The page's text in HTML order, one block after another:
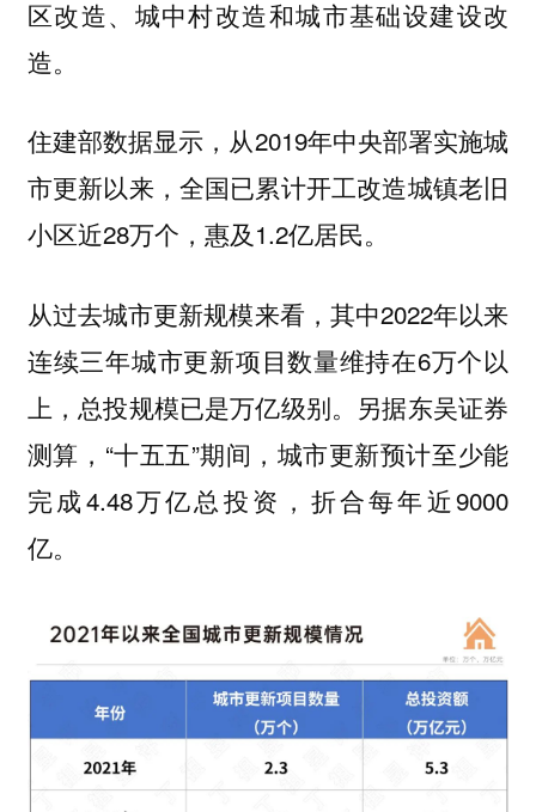
区改造、城中村改造和城市基础设建设改
造。
住建部数据显示，从2019年中央部署实施城
市更新以来，全国已累计开工改造城镇老旧
小区近28万个，惠及1.2亿居民。
从过去城市更新规模来看，其中2022年以来
连续三年城市更新项目数量维持在6万个以
上，总投规模已是万亿级别。另据东吴证券
测算，“十五五”期间，城市更新预计至少能
完成4.48万亿总投资，折合每年近9000
亿。